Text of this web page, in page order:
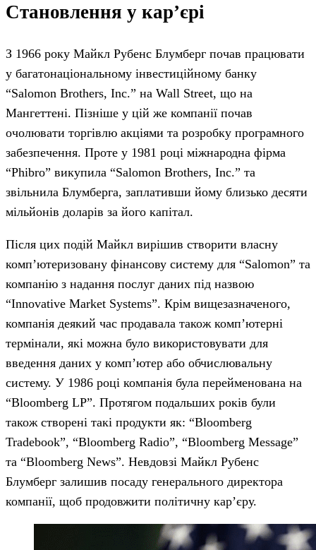
Становлення у кар’єрі
З 1966 року Майкл Рубенс Блумберг почав працювати
у багатонаціональному інвестиційному банку
“Salomon Brothers, Inc.” на Wall Street, що на
Мангеттені. Пізніше у цій же компанії почав
очолювати торгівлю акціями та розробку програмного
забезпечення. Проте у 1981 році міжнародна фірма
“Phibro” викупила “Salomon Brothers, Inc.” та
звільнила Блумберга, заплативши йому близько десяти
мільйонів доларів за його капітал.
Після цих подій Майкл вирішив створити власну
комп’ютеризовану фінансову систему для “Salomon” та
компанію з надання послуг даних під назвою
“Innovative Market Systems”. Крім вищезазначеного,
компанія деякий час продавала також комп’ютерні
термінали, які можна було використовувати для
введення даних у комп’ютер або обчислювальну
систему. У 1986 році компанія була перейменована на
“Bloomberg LP”. Протягом подальших років були
також створені такі продукти як: “Bloomberg
Tradebook”, “Bloomberg Radio”, “Bloomberg Message”
та “Bloomberg News”. Невдовзі Майкл Рубенс
Блумберг залишив посаду генерального директора
компанії, щоб продовжити політичну кар’єру.